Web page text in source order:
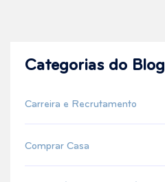
Categorias do Blog
Carreira e Recrutamento
Comprar Casa